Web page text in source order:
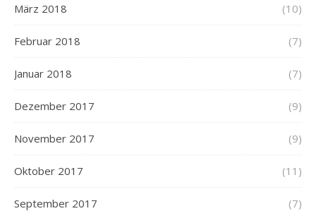
März 2018 (10)
Februar 2018 (7)
Januar 2018 (7)
Dezember 2017 (9)
November 2017 (9)
Oktober 2017 (11)
September 2017 (7)